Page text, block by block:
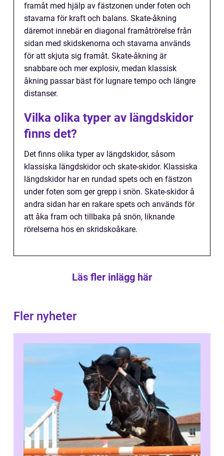
framåt med hjälp av fästzonen under foten och
stavarna för kraft och balans. Skate-åkning
däremot innebär en diagonal framåtrörelse från
sidan med skidskenorna och stavarna används
för att skjuta sig framåt. Skate-åkning är
snabbare och mer explosiv, medan klassisk
åkning passar bäst för lugnare tempo och längre
distanser.
Vilka olika typer av längdskidor
finns det?
Det finns olika typer av längdskidor, såsom
klassiska längdskidor och skate-skidor. Klassiska
längdskidor har en rundad spets och en fästzon
under foten som ger grepp i snön. Skate-skidor å
andra sidan har en rakare spets och används för
att åka fram och tillbaka på snön, liknande
rörelserna hos en skridskoåkare.
Läs fler inlägg här
Fler nyheter